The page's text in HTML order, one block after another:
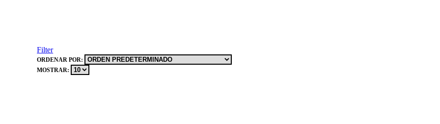
Filter
ORDENAR POR:
MOSTRAR: